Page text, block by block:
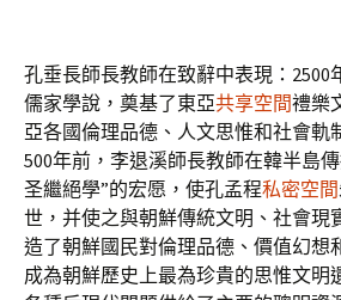
孔垂長師長教師在致辭中表現：2500
儒家學說，奠基了東亞共享空間禮樂
亞各國倫理品德、人文思惟和社會軌
500年前，李退溪師長教師在韓半島
圣繼絕學”的宏愿，使孔孟程私密空間
世，并使之與朝鮮傳統文明、社會現
造了朝鮮國民對倫理品德、價值幻想
成為朝鮮歷史上最為珍貴的思惟文明